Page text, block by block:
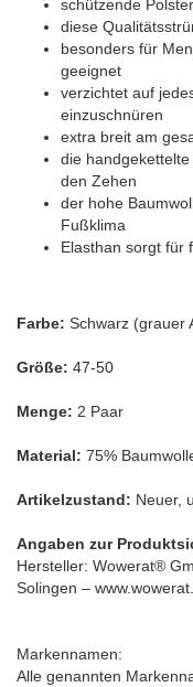
schützende
diese
besonders für
geeignet
verzichtet auf
einzuschnüren
extra breit am
die
den Zehen
der hohe
Fußklima
Elasthan sorgt für
Farbe: Schwarz (grauer
Größe: 47-50
Menge: 2 Paar
Material: 75%
Artikelzustand: Neuer,
Angaben zur
Hersteller: Wowerat®
Solingen –
Markennamen:
Alle genannten